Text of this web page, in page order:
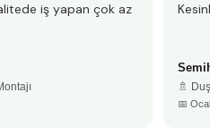
iş yapan çok az
🚿
📅